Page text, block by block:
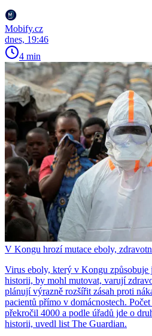
Mobify.cz
dnes, 19:46
4 min
V Kongu hrozí mutace eboly,
Virus eboly, který v Kongu způsobuje
historii, by mohl mutovat, varují
plánují výrazně rozšířit zásah proti
pacientů přímo v domácnostech.
překročil 4000 a podle úřadů jde o
historii, uvedl list The Guardian.